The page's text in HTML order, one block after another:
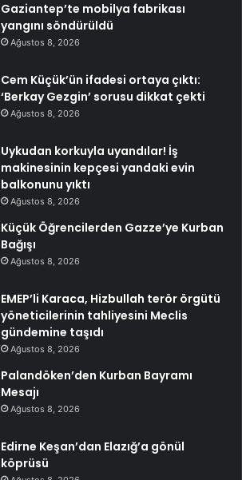
Gaziantep’te mobilya fabrikası
yangını söndürüldü
Ağustos 8, 2026
Cem Küçük’ün ifadesi ortaya çıktı:
‘Berkay Gezgin’ sorusu dikkat çekti
Ağustos 8, 2026
Uykudan korkuyla uyandılar! İş
makinesinin kepçesi yandaki evin
balkonunu yıktı
Ağustos 8, 2026
Küçük Öğrencilerden Gazze’ye Kurban
Bağışı
Ağustos 8, 2026
EMEP’li Karaca, Hizbullah terör örgütü
yöneticilerinin tahliyesini Meclis
gündemine taşıdı
Ağustos 8, 2026
Palandöken’den Kurban Bayramı
Mesajı
Ağustos 8, 2026
Edirne Keşan’dan Elazığ’a gönül
köprüsü